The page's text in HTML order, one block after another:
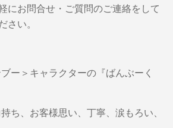
にお問合せ・ご質問のご連絡をして
さい。
ー＞キャラクターの『ばんぶーく
ち、お客様思い、丁寧、涙もろい、